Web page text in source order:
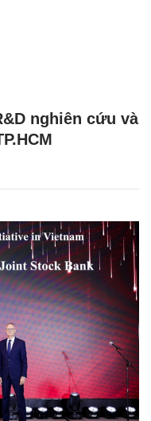
nghiên cứu và